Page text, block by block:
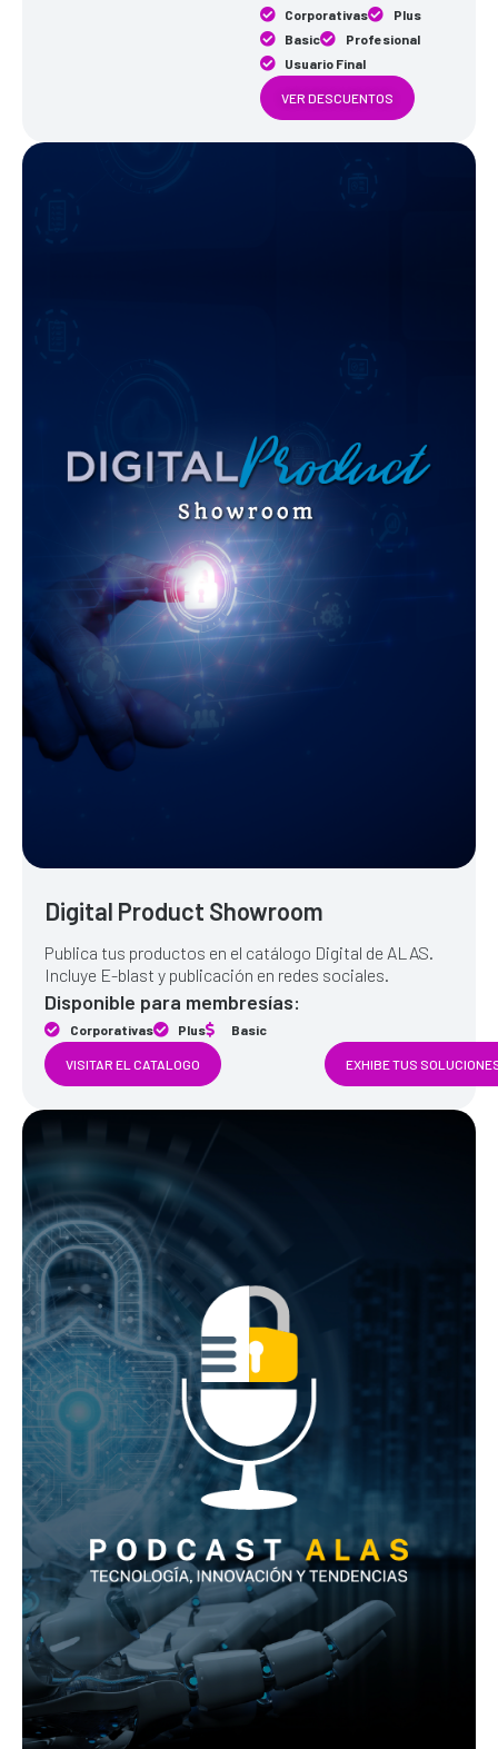
Corporativas
Plus
Basic
Profesional
Usuario Final
VER DESCUENTOS
Digital Product Showroom
Publica tus productos en el catálogo Digital de ALAS.
Incluye E-blast y publicación en redes sociales.
Disponible para membresías:
Corporativas Plus Basic
VISITAR EL CATALOGO EXHIBE TUS